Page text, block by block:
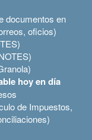
documentos en
oficios)
hoy en día
de Impuestos,